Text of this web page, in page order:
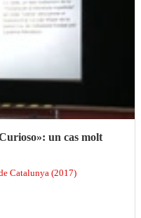
un cas molt
Catalunya (2017)